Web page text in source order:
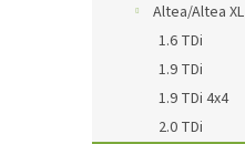
Altea/Altea XL
1.6 TDi
1.9 TDi
1.9 TDi 4x4
2.0 TDi